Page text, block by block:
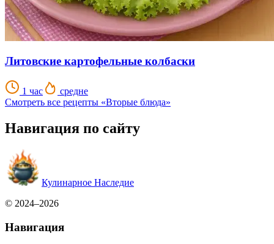
Литовские картофельные колбаски
1 час
средне
Смотреть все рецепты «Вторые блюда»
Навигация по сайту
Кулинарное Наследие
© 2024–2026
Навигация